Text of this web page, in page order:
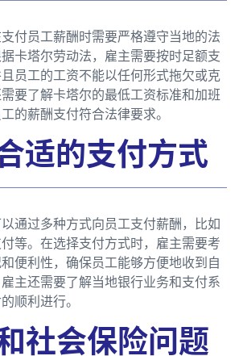
付员工薪酬时需要严格遵守当地的法
卡塔尔劳动法，雇主需要按时足额支
员工的工资不能以任何形式拖欠或克
要了解卡塔尔的最低工资标准和加班
的薪酬支付符合法律要求。
适的支付方式
通过多种方式向员工支付薪酬，比如
等。在选择支付方式时，雇主需要考
便利性，确保员工能够方便地收到自
主还需要了解当地银行业务和支付系
顺利进行。
社会保险问题